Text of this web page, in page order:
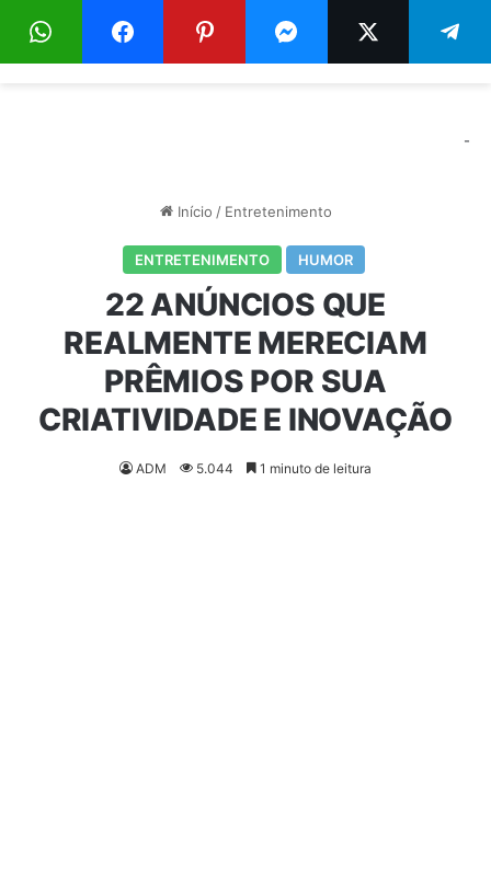
Menu
-
Início / Entretenimento
ENTRETENIMENTO HUMOR
22 ANÚNCIOS QUE
REALMENTE MERECIAM
PRÊMIOS POR SUA
CRIATIVIDADE E INOVAÇÃO
ADM 5.044 1 minuto de leitura